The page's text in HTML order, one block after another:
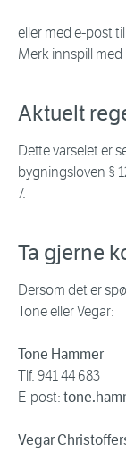
eller med e-post til
Merk innspill
Aktuelt
Dette varselet er
bygningsloven §
7.
Ta gjerne
Dersom det er
Tone eller Vegar:
Tone Hammer
Tlf. 941 44 683
E-post:
Vegar